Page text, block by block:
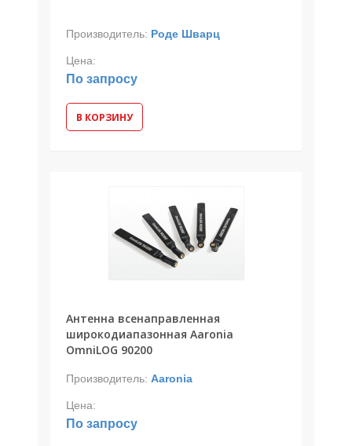
Производитель: Роде Шварц
Цена:
По запросу
В КОРЗИНУ
Антенна всенаправленная
широкодиапазонная Aaronia
OmniLOG 90200
Производитель: Aaronia
Цена:
По запросу